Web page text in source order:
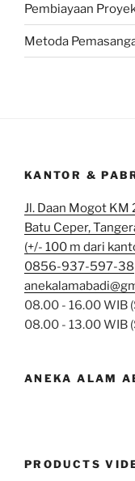
Pembiayaan
Metoda
KANTOR &
Jl. Daan Mogot KM
Batu Ceper,
(+/- 100 m dari
0856-937-597-38
08.00 - 16.00 WIB
08.00 - 13.00 WIB
ANEKA ALAM
PRODUCTS